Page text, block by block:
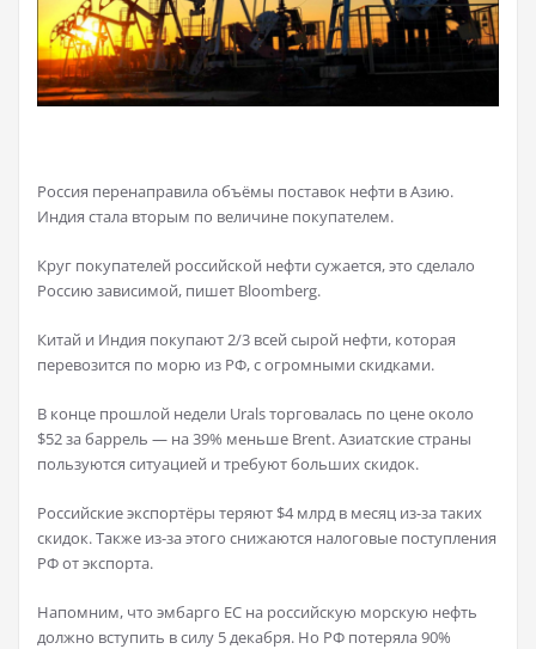
Россия перенаправила объёмы поставок нефти в Азию.
Индия стала вторым по величине покупателем.
Круг покупателей российской нефти сужается, это сделало
Россию зависимой, пишет Bloomberg.
Китай и Индия покупают 2/3 всей сырой нефти, которая
перевозится по морю из РФ, с огромными скидками.
В конце прошлой недели Urals торговалась по цене около
$52 за баррель — на 39% меньше Brent. Азиатские страны
пользуются ситуацией и требуют больших скидок.
Российские экспортёры теряют $4 млрд в месяц из-за таких
скидок. Также из-за этого снижаются налоговые поступления
РФ от экспорта.
Напомним, что эмбарго ЕС на российскую морскую нефть
должно вступить в силу 5 декабря. Но РФ потеряла 90%